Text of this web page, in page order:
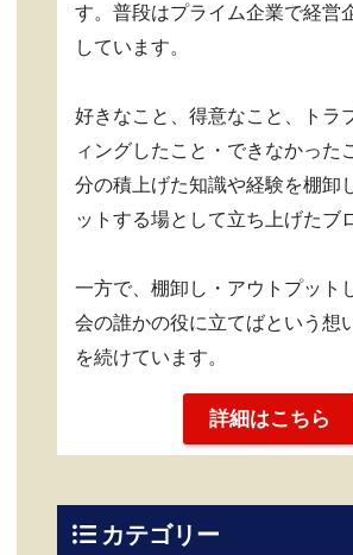
す。普段はプライム企業で経営
しています。
好きなこと、得意なこと、トラ
ィングしたこと・できなかった
分の積上げた知識や経験を棚卸
ットする場として立ち上げたブ
一方で、棚卸し・アウトプット
会の誰かの役に立てばという想
を続けています。
詳細はこちら
カテゴリー